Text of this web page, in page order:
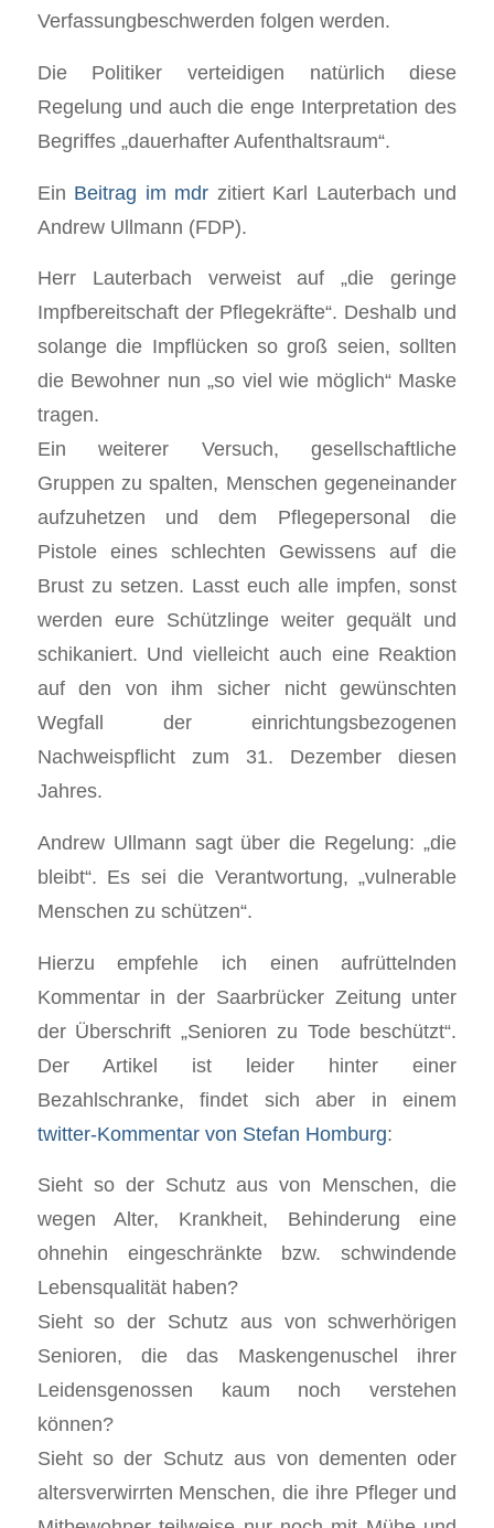
Verfassungbeschwerden folgen werden.
Die Politiker verteidigen natürlich diese
Regelung und auch die enge Interpretation des
Begriffes „dauerhafter Aufenthaltsraum“.
Ein Beitrag im mdr zitiert Karl Lauterbach und
Andrew Ullmann (FDP).
Herr Lauterbach verweist auf „die geringe
Impfbereitschaft der Pflegekräfte“. Deshalb und
solange die Impflücken so groß seien, sollten
die Bewohner nun „so viel wie möglich“ Maske
tragen.
Ein weiterer Versuch, gesellschaftliche
Gruppen zu spalten, Menschen gegeneinander
aufzuhetzen und dem Pflegepersonal die
Pistole eines schlechten Gewissens auf die
Brust zu setzen. Lasst euch alle impfen, sonst
werden eure Schützlinge weiter gequält und
schikaniert. Und vielleicht auch eine Reaktion
auf den von ihm sicher nicht gewünschten
Wegfall der einrichtungsbezogenen
Nachweispflicht zum 31. Dezember diesen
Jahres.
Andrew Ullmann sagt über die Regelung: „die
bleibt“. Es sei die Verantwortung, „vulnerable
Menschen zu schützen“.
Hierzu empfehle ich einen aufrüttelnden
Kommentar in der Saarbrücker Zeitung unter
der Überschrift „Senioren zu Tode beschützt“.
Der Artikel ist leider hinter einer
Bezahlschranke, findet sich aber in einem
twitter-Kommentar von Stefan Homburg:
Sieht so der Schutz aus von Menschen, die
wegen Alter, Krankheit, Behinderung eine
ohnehin eingeschränkte bzw. schwindende
Lebensqualität haben?
Sieht so der Schutz aus von schwerhörigen
Senioren, die das Maskengenuschel ihrer
Leidensgenossen kaum noch verstehen
können?
Sieht so der Schutz aus von dementen oder
altersverwirrten Menschen, die ihre Pfleger und